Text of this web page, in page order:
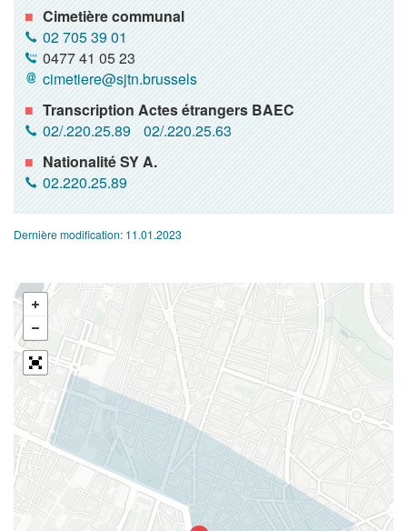
Cimetière communal
02 705 39 01
0477 41 05 23
cimetiere@sjtn.brussels
Transcription Actes étrangers BAEC
02/.220.25.89 02/.220.25.63
Nationalité SY A.
02.220.25.89
Dernière modification: 11.01.2023